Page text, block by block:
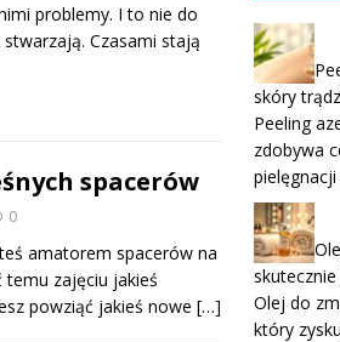
problemy. I to nie do
Czasami stają
spacerów
0
amatorem spacerów na
temu zajęciu jakieś
powziąć jakieś nowe […]
skóry
Peeling
zdobywa
Olej do
który